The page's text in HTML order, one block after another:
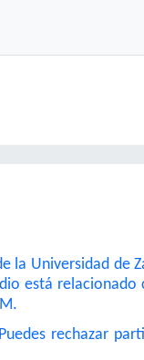
Universidad de
está
rechazar